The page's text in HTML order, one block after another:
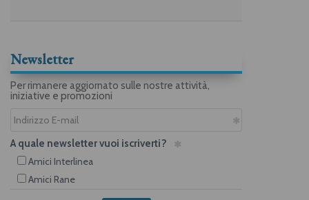
Newsletter
Per rimanere aggiornato sulle nostre attività,
iniziative e promozioni
A quale newsletter vuoi iscriverti?
Amici Interlinea
Amici Rane